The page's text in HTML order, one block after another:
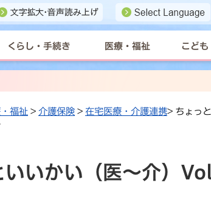
くらし・手続き 医療・福祉 こども
福祉 > 介護保険 > 在宅医療・介護連携> ちょっ
いいかい（医～介）